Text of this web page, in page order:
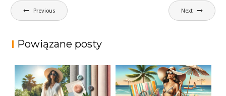
Nawigacja
wpisu
Previous Next
Powiązane posty